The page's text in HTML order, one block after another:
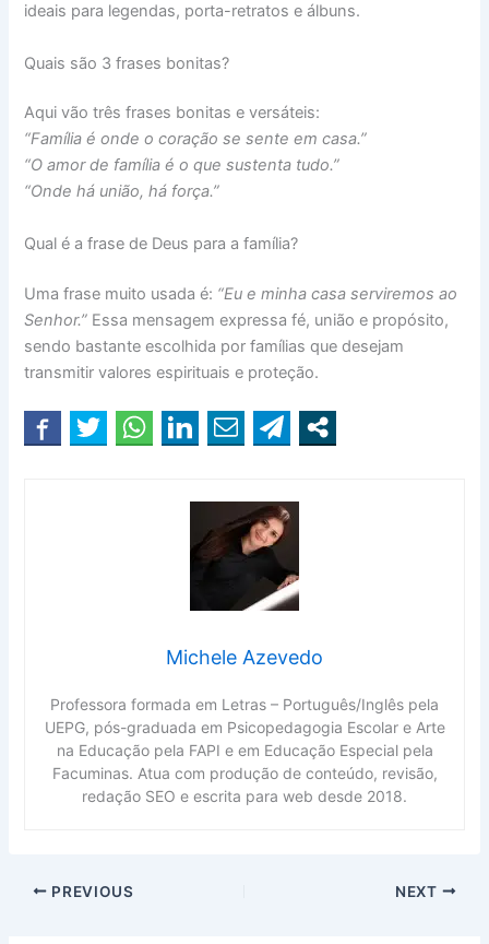
ideais para legendas, porta-retratos e álbuns.
Quais são 3 frases bonitas?
Aqui vão três frases bonitas e versáteis:
“Família é onde o coração se sente em casa.”
“O amor de família é o que sustenta tudo.”
“Onde há união, há força.”
Qual é a frase de Deus para a família?
Uma frase muito usada é: “Eu e minha casa serviremos ao
Senhor.” Essa mensagem expressa fé, união e propósito,
sendo bastante escolhida por famílias que desejam
transmitir valores espirituais e proteção.
Michele Azevedo
Professora formada em Letras – Português/Inglês pela
UEPG, pós-graduada em Psicopedagogia Escolar e Arte
na Educação pela FAPI e em Educação Especial pela
Facuminas. Atua com produção de conteúdo, revisão,
redação SEO e escrita para web desde 2018.
PREVIOUS NEXT